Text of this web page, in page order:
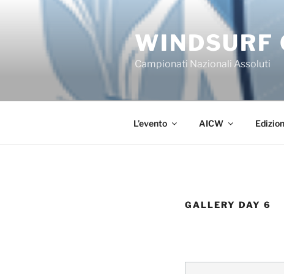
WINDSURF
Campionati Nazionali Assoluti
L’evento AICW
GALLERY DAY 6